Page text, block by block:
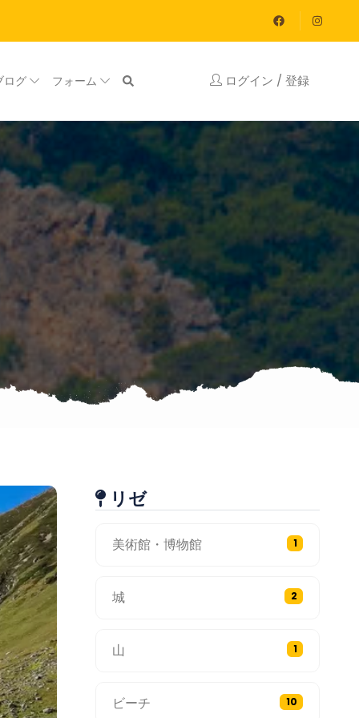
ログ フォーム ログイン / 登録
リゼ
美術館・博物館 1
城 2
山 1
ビーチ 10